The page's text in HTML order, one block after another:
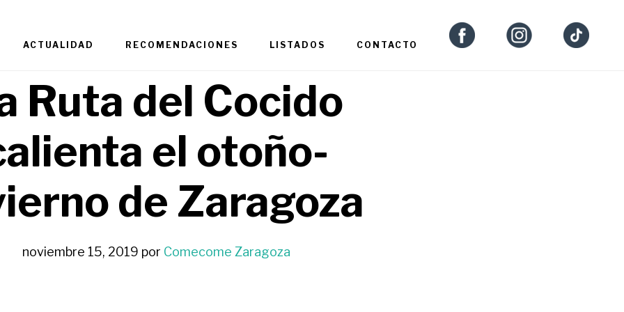
ACTUALIDAD RECOMENDACIONES LISTADOS CONTACTO
Ruta del Cocido
el otoño-
de Zaragoza
noviembre 15, 2019 por Comecome Zaragoza